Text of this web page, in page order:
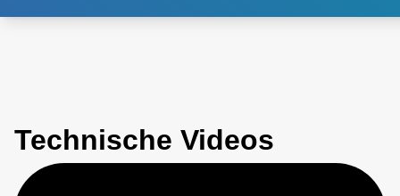
Technische Videos